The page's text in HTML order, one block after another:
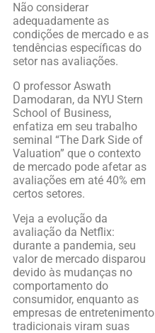
Não considerar
adequadamente as
condições de mercado e as
tendências específicas do
setor nas avaliações.
O professor Aswath
Damodaran, da NYU Stern
School of Business,
enfatiza em seu trabalho
seminal “The Dark Side of
Valuation” que o contexto
de mercado pode afetar as
avaliações em até 40% em
certos setores.
Veja a evolução da
avaliação da Netflix:
durante a pandemia, seu
valor de mercado disparou
devido às mudanças no
comportamento do
consumidor, enquanto as
empresas de entretenimento
tradicionais viram suas